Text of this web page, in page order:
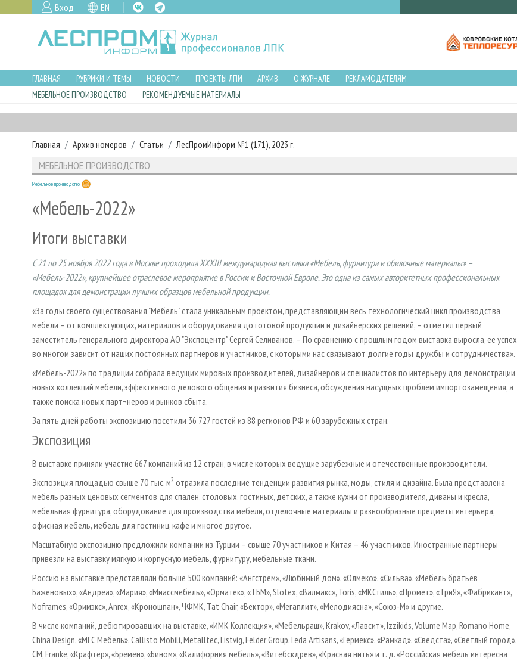
Вход EN
ГЛАВНАЯ РУБРИКИ И ТЕМЫ НОВОСТИ ПРОЕКТЫ ЛПИ АРХИВ О ЖУРНАЛЕ
РЕКЛАМОДАТЕЛЯМ
МЕБЕЛЬНОЕ ПРОИЗВОДСТВО
РЕКОМЕНДУЕМЫЕ МАТЕРИАЛЫ
Главная Архив номеров Статьи ЛесПромИнформ №1 (171), 2023 г.
МЕБЕЛЬНОЕ ПРОИЗВОДСТВО
Мебельное производство
«Мебель-2022»
Итоги выставки
C 21 по 25 ноября 2022 года в Москве проходила XXXIII международная выставка «Мебель, фурнитура и обивочные материалы» –
«Мебель-2022», крупнейшее отраслевое мероприятие в России и Восточной Европе. Это одна из самых авторитетных профессиональных
площадок для демонстрации лучших образцов мебельной продукции.
«За годы своего существования "Мебель" стала уникальным проектом, представляющим весь технологический цикл производства
мебели – от комплектующих, материалов и оборудования до готовой продукции и дизайнерских решений, – отметил первый
заместитель генерального директора АО "Экспоцентр" Сергей Селиванов. – По сравнению с прошлым годом выставка выросла, ее успех
во многом зависит от наших постоянных партнеров и участников, с которыми нас связывают долгие годы дружбы и сотрудничества».
«Мебель-2022» по традиции собрала ведущих мировых производителей, дизайнеров и специалистов по интерьеру для демонстрации
новых коллекций мебели, эффективного делового общения и развития бизнеса, обсуждения насущных проблем импортозамещения, а
также поиска новых парт¬неров и рынков сбыта.
За пять дней работы экспозицию посетили 36 727 гостей из 88 регионов РФ и 60 зарубежных стран.
Экспозиция
В выставке приняли участие 667 компаний из 12 стран, в числе которых ведущие зарубежные и отечественные производители.
Экспозиция площадью свыше 70 тыс. м2 отразила последние тенденции развития рынка, моды, стиля и дизайна. Была представлена
мебель разных ценовых сегментов для спален, столовых, гостиных, детских, а также кухни от производителя, диваны и кресла,
мебельная фурнитура, оборудование для производства мебели, отделочные материалы и разнообразные предметы интерьера,
офисная мебель, мебель для гостиниц, кафе и многое другое.
Масштабную экспозицию предложили компании из Турции – свыше 70 участников и Китая – 46 участников. Иностранные партнеры
привезли на выставку мягкую и корпусную мебель, фурнитуру, мебельные ткани.
Россию на выставке представляли больше 500 компаний: «Ангстрем», «Любимый дом», «Олмеко», «Сильва», «Мебель братьев
Баженовых», «Андреа», «Мария», «Миассмебель», «Орматек», «ТБМ», Slotex, «Валмакс», Toris, «МКСтиль», «Промет», «ТриЯ», «Фабрикант»,
Noframes, «Оримэкс», Anrex, «Кроношпан», ЧФМК, Tat Сhair, «Вектор», «Мегаплит», «Мелодиясна», «Союз-М» и другие.
В числе компаний, дебютировавших на выставке, «ИМК Коллекция», «Мебельраш», Krakov, «Лавсит», Izzikids, Volume Map, Romano Home,
China Design, «МГС Мебель», Callisto Mobili, Metalltec, Listvig, Felder Group, Leda Artisans, «Гермекс», «Рамкад», «Сведста», «Светлый город»,
СМ, Franke, «Крафтер», «Бремен», «Бином», «Калифорния мебель», «Витебскдрев», «Красная нить» и т. д. «Российская мебель интересна